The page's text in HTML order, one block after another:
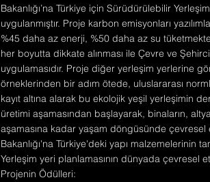
Bakanlığı’na Türkiye için Sürüdürülebilir
uygulanmıştır. Proje karbon emisyonları
%45 daha az enerji, %50 daha az su
her boyutta dikkate alınması ile Çevre ve
uygulamasıdır. Proje diğer yerleşim yerlerine
örneklerinden bir adım ötede, uluslararası
kayıt altına alarak bu ekolojik yeşil yerleşimin
üretimi aşamasından başlayarak, binaların,
aşamasına kadar yaşam döngüsünde çevresel
Bakanlığı'na Türkiye'deki yapı malzemelerinin
Yerleşim yeri planlamasının dünyada çevresel
Projenin Ödülleri: